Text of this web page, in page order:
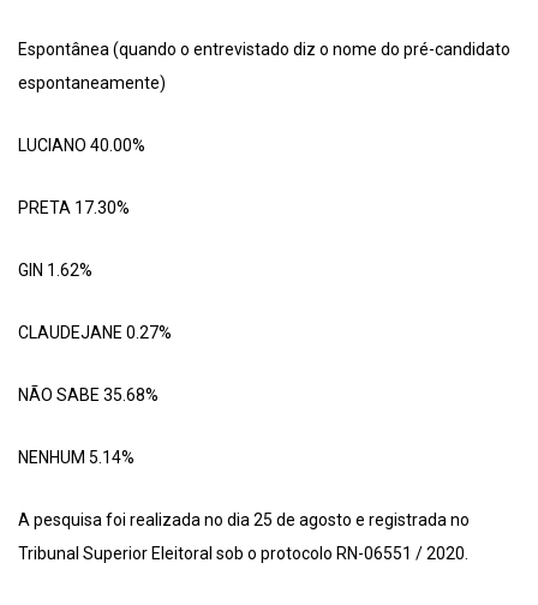
Espontânea (quando o entrevistado diz o nome do pré-candidato
espontaneamente)
LUCIANO 40.00%
PRETA 17.30%
GIN 1.62%
CLAUDEJANE 0.27%
NÃO SABE 35.68%
NENHUM 5.14%
A pesquisa foi realizada no dia 25 de agosto e registrada no
Tribunal Superior Eleitoral sob o protocolo RN-06551 / 2020.